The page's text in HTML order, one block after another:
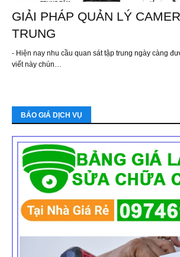
GIẢI PHÁP QUẢN LÝ
TRUNG
- Hiện nay nhu cầu quan sát tập trung ngày càng
viết này chún…
BÁO GIÁ DỊCH VỤ